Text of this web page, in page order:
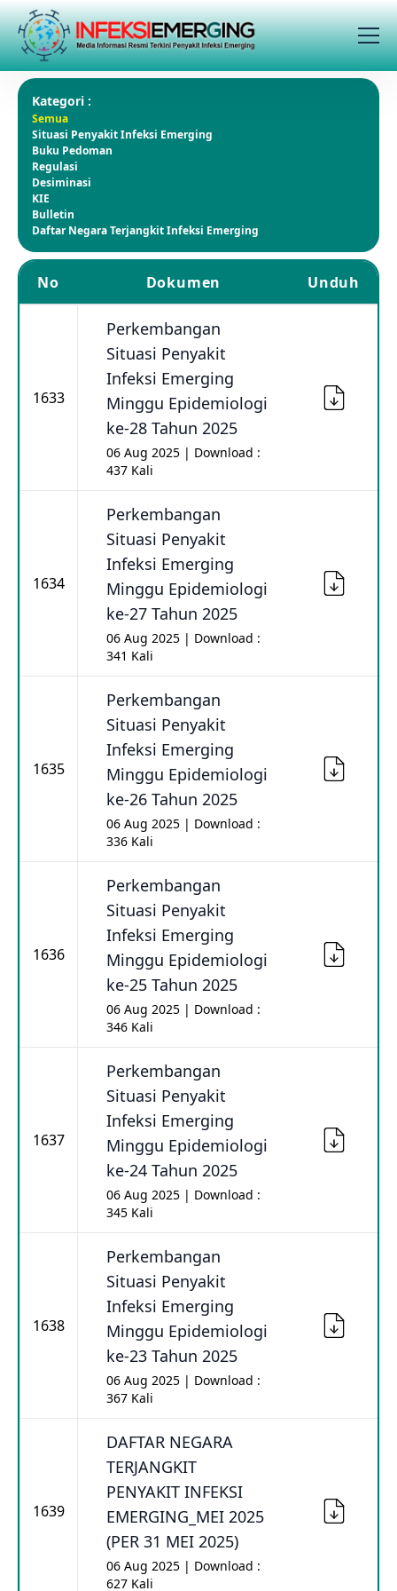
Kategori :
Semua
Situasi Penyakit Infeksi Emerging
Buku Pedoman
Regulasi
Desiminasi
KIE
Bulletin
Daftar Negara Terjangkit Infeksi Emerging
No Dokumen Unduh
1633
Perkembangan
Situasi Penyakit
Infeksi Emerging
Minggu Epidemiologi
ke-28 Tahun 2025
06 Aug 2025 | Download :
437 Kali
1634
Perkembangan
Situasi Penyakit
Infeksi Emerging
Minggu Epidemiologi
ke-27 Tahun 2025
06 Aug 2025 | Download :
341 Kali
1635
Perkembangan
Situasi Penyakit
Infeksi Emerging
Minggu Epidemiologi
ke-26 Tahun 2025
06 Aug 2025 | Download :
336 Kali
1636
Perkembangan
Situasi Penyakit
Infeksi Emerging
Minggu Epidemiologi
ke-25 Tahun 2025
06 Aug 2025 | Download :
346 Kali
1637
Perkembangan
Situasi Penyakit
Infeksi Emerging
Minggu Epidemiologi
ke-24 Tahun 2025
06 Aug 2025 | Download :
345 Kali
1638
Perkembangan
Situasi Penyakit
Infeksi Emerging
Minggu Epidemiologi
ke-23 Tahun 2025
06 Aug 2025 | Download :
367 Kali
1639
DAFTAR NEGARA
TERJANGKIT
PENYAKIT INFEKSI
EMERGING_MEI 2025
(PER 31 MEI 2025)
06 Aug 2025 | Download :
627 Kali